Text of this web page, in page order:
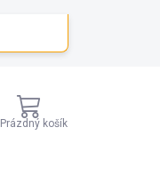
NÁKUPNÍ
KOŠÍK
Prázdný košík